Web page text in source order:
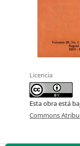
Licencia
Esta obra está
Commons